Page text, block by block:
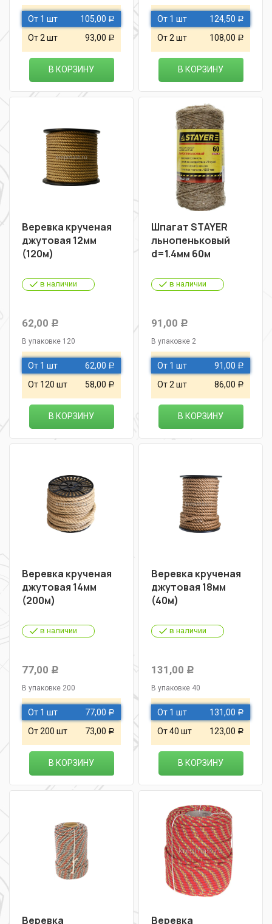
От 1 шт 105,00 Р
От 2 шт 93,00 Р
В КОРЗИНУ
От 1 шт 124,50 Р
От 2 шт 108,00 Р
В КОРЗИНУ
Веревка крученая
джутовая 12мм
(120м)
в наличии
62,00 Р
В упаковке 120
От 1 шт 62,00 Р
От 120 шт 58,00 Р
В КОРЗИНУ
Шпагат STAYER
льнопеньковый
d=1.4мм 60м
в наличии
91,00 Р
В упаковке 2
От 1 шт 91,00 Р
От 2 шт 86,00 Р
В КОРЗИНУ
Веревка крученая
джутовая 14мм
(200м)
в наличии
77,00 Р
В упаковке 200
От 1 шт 77,00 Р
От 200 шт 73,00 Р
В КОРЗИНУ
Веревка крученая
джутовая 18мм
(40м)
в наличии
131,00 Р
В упаковке 40
От 1 шт 131,00 Р
От 40 шт 123,00 Р
В КОРЗИНУ
Веревка Веревка